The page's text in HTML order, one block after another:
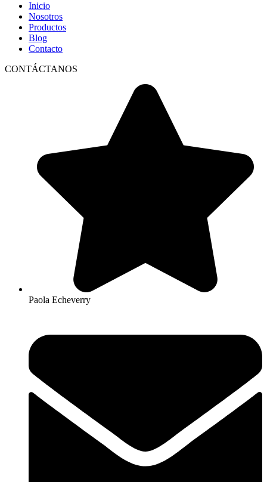
Inicio
Nosotros
Productos
Blog
Contacto
CONTÁCTANOS
Paola Echeverry